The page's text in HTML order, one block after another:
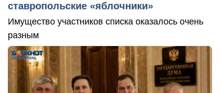
ставропольские «яблочники»
Имущество участников списка оказалось очень
разным